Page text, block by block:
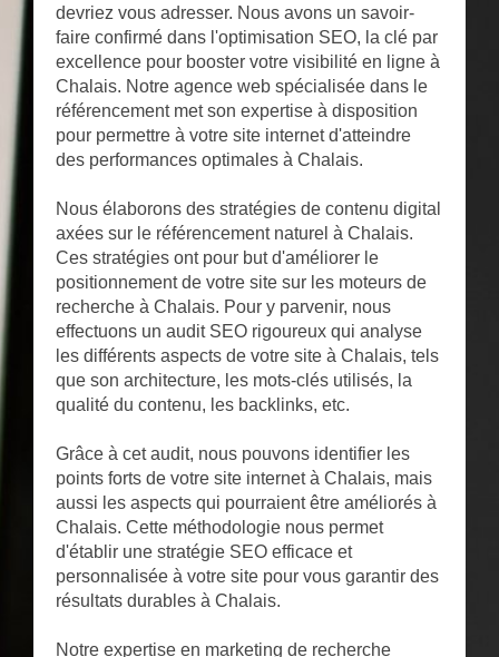
devriez vous adresser. Nous avons un savoir-
faire confirmé dans l'optimisation SEO, la clé par
excellence pour booster votre visibilité en ligne à
Chalais. Notre agence web spécialisée dans le
référencement met son expertise à disposition
pour permettre à votre site internet d'atteindre
des performances optimales à Chalais.
Nous élaborons des stratégies de contenu digital
axées sur le référencement naturel à Chalais.
Ces stratégies ont pour but d'améliorer le
positionnement de votre site sur les moteurs de
recherche à Chalais. Pour y parvenir, nous
effectuons un audit SEO rigoureux qui analyse
les différents aspects de votre site à Chalais, tels
que son architecture, les mots-clés utilisés, la
qualité du contenu, les backlinks, etc.
Grâce à cet audit, nous pouvons identifier les
points forts de votre site internet à Chalais, mais
aussi les aspects qui pourraient être améliorés à
Chalais. Cette méthodologie nous permet
d'établir une stratégie SEO efficace et
personnalisée à votre site pour vous garantir des
résultats durables à Chalais.
Notre expertise en marketing de recherche